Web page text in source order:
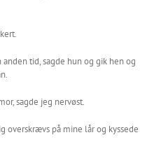
tid, sagde hun og gik hen og
sagde jeg nervøst.
overskrævs på mine lår og kyssede